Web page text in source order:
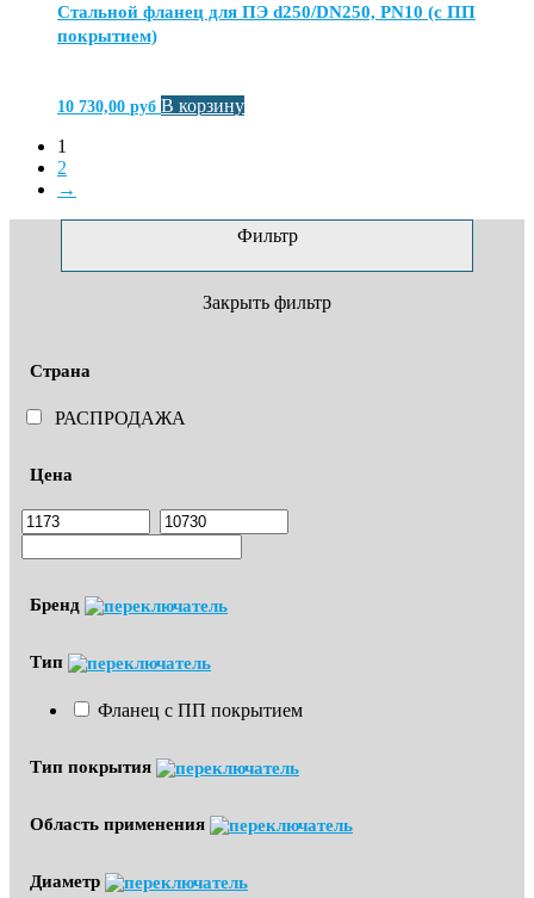
Стальной фланец для ПЭ d250/DN250, PN10 (с ПП
покрытием)
10 730,00 руб В корзину
1
2
→
Фильтр
Закрыть фильтр
Страна
РАСПРОДАЖА
Цена
Бренд
Тип
Фланец с ПП покрытием
Тип покрытия
Область применения
Диаметр